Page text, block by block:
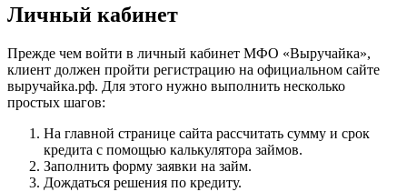
Личный кабинет
Прежде чем войти в личный кабинет МФО «Выручайка»,
клиент должен пройти регистрацию на официальном сайте
выручайка.рф. Для этого нужно выполнить несколько
простых шагов:
На главной странице сайта рассчитать сумму и срок
кредита с помощью калькулятора займов.
Заполнить форму заявки на займ.
Дождаться решения по кредиту.